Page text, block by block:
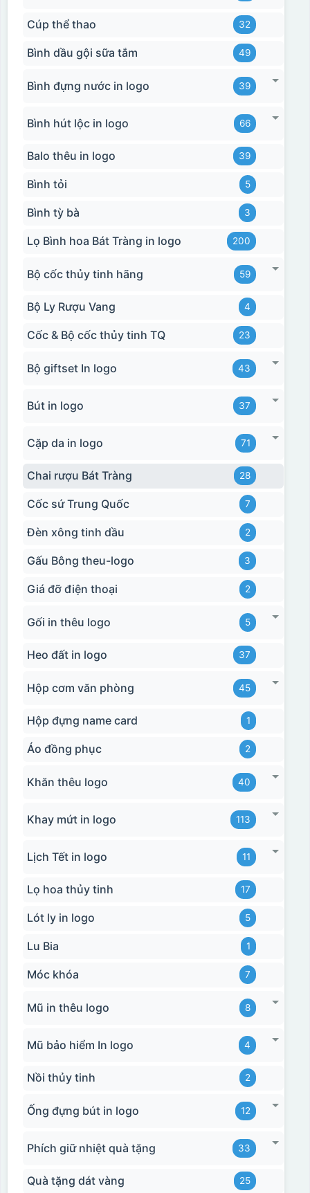
Hộp xi bình giữ nhiệt
Cúp thể thao 32
Bình dầu gội sữa tắm 49
Bình đựng nước in logo 39
Bình hút lộc in logo 66
Balo thêu in logo 39
Bình tỏi 5
Bình tỳ bà 3
Lọ Bình hoa Bát Tràng in logo 200
Bộ cốc thủy tinh hãng 59
Bộ Ly Rượu Vang 4
Cốc & Bộ cốc thủy tinh TQ 23
Bộ giftset In logo 43
Bút in logo 37
Cặp da in logo 71
Chai rượu Bát Tràng 28
Cốc sứ Trung Quốc 7
Đèn xông tinh dầu 2
Gấu Bông theu-logo 3
Giá đỡ điện thoại 2
Gối in thêu logo 5
Heo đất in logo 37
Hộp cơm văn phòng 45
Hộp đựng name card 1
Áo đồng phục 2
Khăn thêu logo 40
Khay mứt in logo 113
Lịch Tết in logo 11
Lọ hoa thủy tinh 17
Lót ly in logo 5
Lu Bia 1
Móc khóa 7
Mũ in thêu logo 8
Mũ bảo hiểm In logo 4
Nồi thủy tinh 2
Ống đựng bút in logo 12
Phích giữ nhiệt quà tặng 33
Quà tặng dát vàng 25